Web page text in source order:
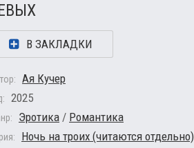
В ЗАКЛАДКИ
Ая Кучер
2025
Эротика / Романтика
Ночь на троих (читаются отдельно)